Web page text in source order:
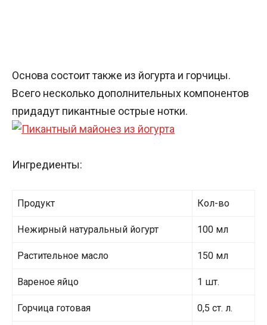
Основа состоит также из йогурта и горчицы.
Всего несколько дополнительных компонентов
придадут пикантные острые нотки.
Ингредиенты:
Продукт Кол-во
Нежирный натуральный йогурт 100 мл
Растительное масло 150 мл
Вареное яйцо 1 шт.
Горчица готовая 0,5 ст. л.